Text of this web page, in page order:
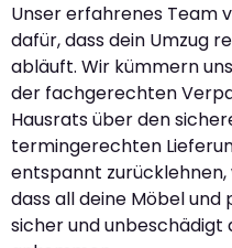
Unser erfahrenes Team
dafür, dass dein Umzug
abläuft. Wir kümmern
der fachgerechten
Hausrats über den
termingerechten
entspannt
dass all deine Möbel
sicher und unbeschädigt